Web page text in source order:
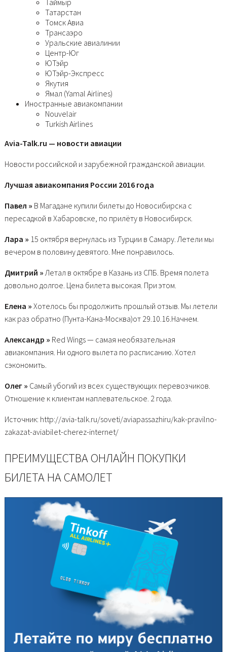
Таймыр
Татарстан
Томск Авиа
Трансаэро
Уральские авиалинии
Центр-Юг
ЮТэйр
ЮТэйр-Экспресс
Якутия
Ямал (Yamal Airlines)
Иностранные авиакомпании
Nouvelair
Turkish Airlines
Avia-Talk.ru — новости авиации
Новости российской и зарубежной гражданской авиации.
Лучшая авиакомпания России 2016 года
Павел » В Магадане купили билеты до Новосибирска с
пересадкой в Хабаровске, по прилёту в Новосибирск.
Лара » 15 октября вернулась из Турции в Самару. Летели мы
вечером в половину девятого. Мне понравилось.
Дмитрий »Летал в октябре в Казань из СПБ. Время полета
довольно долгое. Цена билета высокая. При этом.
Елена » Хотелось бы продолжить прошлый отзыв. Мы летели
как раз обратно (Пунта-Кана-Москва)от 29.10.16.Начнем.
Александр » Red Wings — самая необязательная
авиакомпания. Ни одного вылета по расписанию. Хотел
сэкономить.
Олег » Самый убогий из всех существующих перевозчиков.
Отношение к клиентам наплевательское. 2 года.
Источник: http://avia-talk.ru/soveti/aviapassazhiru/kak-pravilno-
zakazat-aviabilet-cherez-internet/
ПРЕИМУЩЕСТВА ОНЛАЙН ПОКУПКИ
БИЛЕТА НА САМОЛЕТ